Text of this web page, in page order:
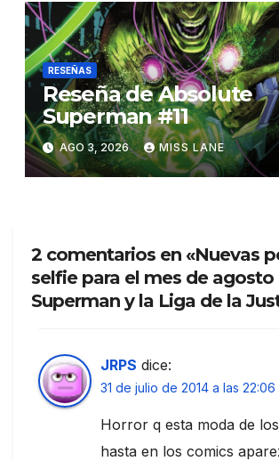
RESEÑAS
Reseña de Absolute
Superman #11
AGO 3, 2026 MISS LANE
2 comentarios en «Nuevas
selfie para el mes de agosto
Superman y la Liga de la
JRPS dice:
31 de julio de 2014 a las 22:06
Horror q esta moda de
hasta en los comics